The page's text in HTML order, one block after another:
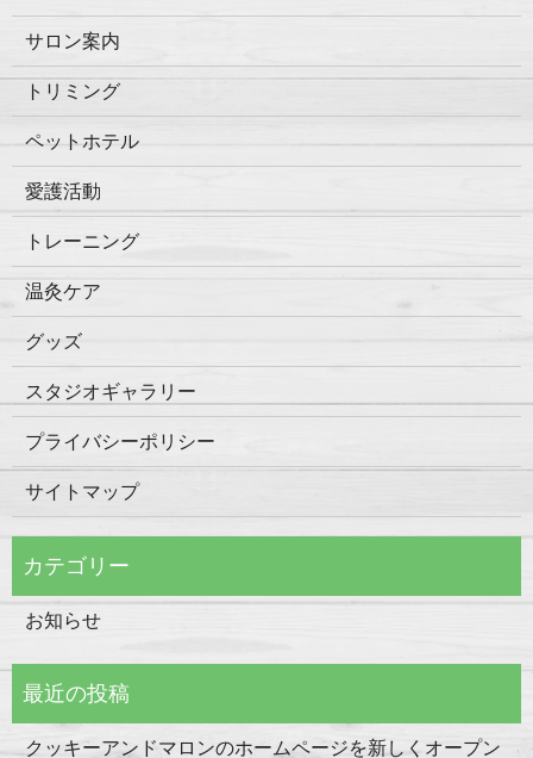
サロン案内
トリミング
ペットホテル
愛護活動
トレーニング
温灸ケア
グッズ
スタジオギャラリー
プライバシーポリシー
サイトマップ
お知らせ
クッキーアンドマロンのホームページを新しくオープン